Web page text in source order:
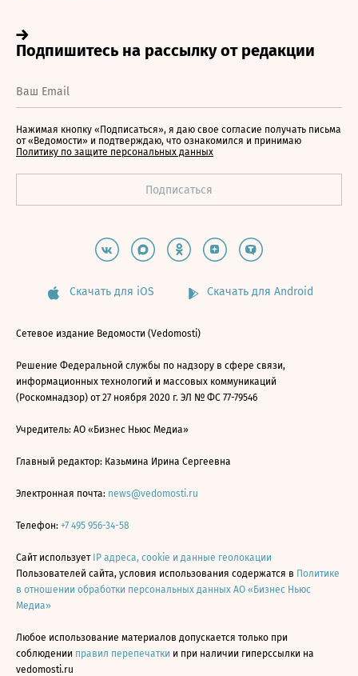
Нажимая кнопку «Подписаться», я даю свое согласие получать письма
от «Ведомости» и подтверждаю, что ознакомился и принимаю
Политику по защите персональных данных
Скачать для iOS Скачать для Android
Сетевое издание Ведомости (Vedomosti)
Решение Федеральной службы по надзору в сфере связи,
информационных технологий и массовых коммуникаций
(Роскомнадзор) от 27 ноября 2020 г. ЭЛ № ФС 77-79546
Учредитель: АО «Бизнес Ньюс Медиа»
Главный редактор: Казьмина Ирина Сергеевна
Электронная почта: news@vedomosti.ru
Телефон: +7 495 956-34-58
Сайт использует IP адреса, cookie и данные геолокации
Пользователей сайта, условия использования содержатся в Политике
в отношении обработки персональных данных АО «Бизнес Ньюс
Медиа»
Любое использование материалов допускается только при
соблюдении правил перепечатки и при наличии гиперссылки на
vedomosti.ru